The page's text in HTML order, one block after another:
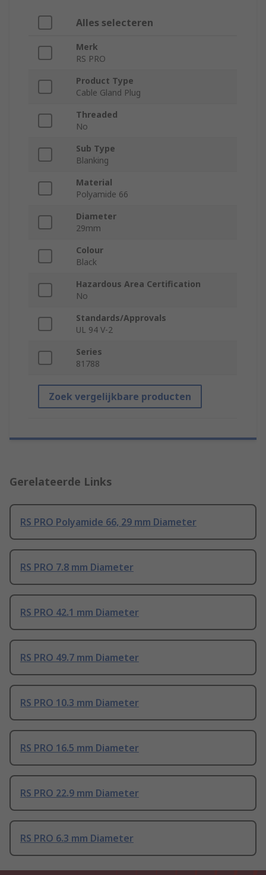
Alles selecteren
Merk
RS PRO
Product Type
Cable Gland Plug
Threaded
No
Sub Type
Blanking
Material
Polyamide 66
Diameter
29mm
Colour
Black
Hazardous Area Certification
No
Standards/Approvals
UL 94 V-2
Series
81788
Zoek vergelijkbare producten
Gerelateerde Links
RS PRO Polyamide 66, 29 mm Diameter
RS PRO 7.8 mm Diameter
RS PRO 42.1 mm Diameter
RS PRO 49.7 mm Diameter
RS PRO 10.3 mm Diameter
RS PRO 16.5 mm Diameter
RS PRO 22.9 mm Diameter
RS PRO 6.3 mm Diameter